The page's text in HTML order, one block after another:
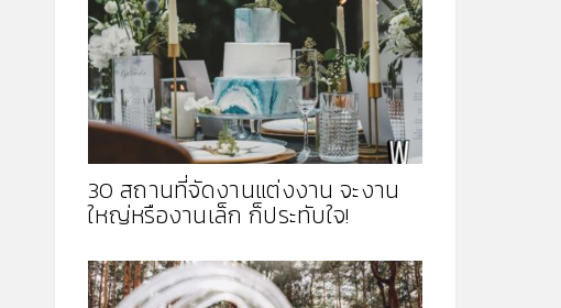
30 สถานที่จัดงานแต่งงาน จะงาน
ใหญ่หรืองานเล็ก ก็ประทับใจ!